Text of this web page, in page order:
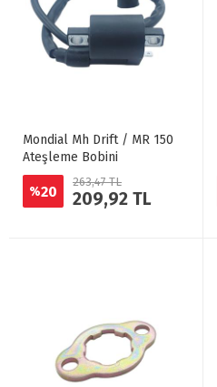
Mondial Mh Drift / MR 150
Ateşleme Bobini
%20
263,47 TL
209,92 TL